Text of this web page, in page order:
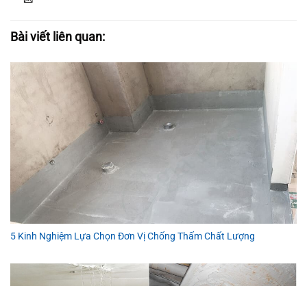
Bài viết liên quan:
5 Kinh Nghiệm Lựa Chọn Đơn Vị Chống Thấm Chất Lượng